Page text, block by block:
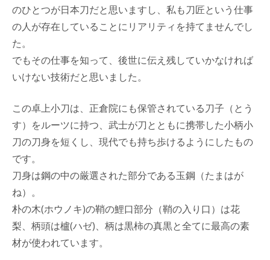
のひとつが日本刀だと思いますし、私も刀匠という仕事
の人が存在していることにリアリティを持てませんでし
た。
でもその仕事を知って、後世に伝え残していかなければ
いけない技術だと思いました。
この卓上小刀は、正倉院にも保管されている刀子（とう
す）をルーツに持つ、武士が刀とともに携帯した小柄小
刀の刀身を短くし、現代でも持ち歩けるようにしたもの
です。
刀身は鋼の中の厳選された部分である玉鋼（たまはが
ね）。
朴の木(ホウノキ)の鞘の鯉口部分（鞘の入り口）は花
梨、柄頭は櫨(ハゼ)、柄は黒柿の真黒と全てに最高の素
材が使われています。